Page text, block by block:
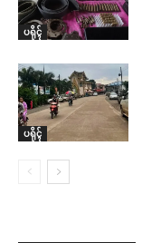
ပရိုၚ်
ပရိုၚ်